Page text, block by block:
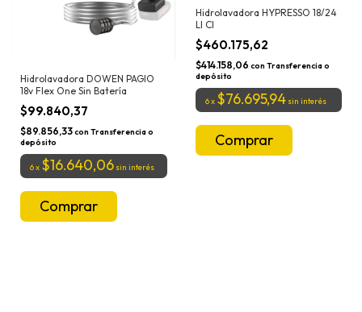
Hidrolavadora DOWEN PAGIO
18v Flex One Sin Batería
$99.840,37
$89.856,33con Transferencia o
depósito
6x $16.640,06 sin interés
Hidrolavadora HYPRESSO 18/24
LI CI
$460.175,62
$414.158,06 con Transferencia o
depósito
6x $76.695,94 sin interés